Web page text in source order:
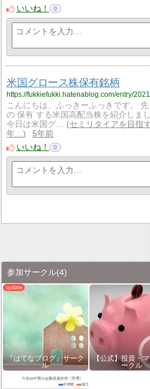
いいね！
0
米国グロース株保有銘柄
こんにちは、ふっきーふっきです。
の 保有 する米国高配当株を紹介しまし
今日は米国グ…
セミリタイアを目指
年…
5年前
いいね！
0
参加サークル(4)
『はてなブログ』サーク
ル
【公式】投資・
ークル